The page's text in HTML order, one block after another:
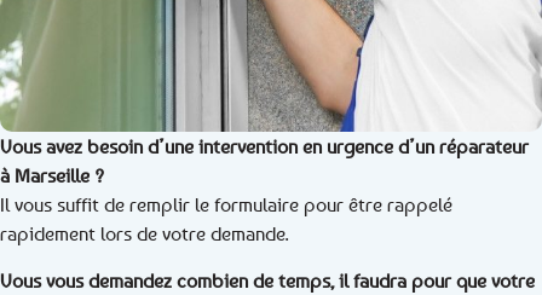
Vous avez besoin d’une intervention en urgence d’un réparateur
à Marseille ?
Il vous suffit de remplir le formulaire pour être rappelé
rapidement lors de votre demande.
Vous vous demandez combien de temps, il faudra pour que votre